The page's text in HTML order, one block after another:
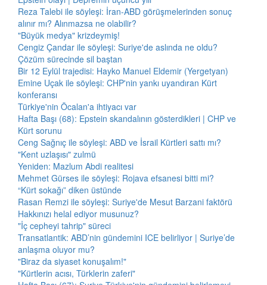
Reza Talebi ile söyleşi: İran-ABD görüşmelerinden sonuç
alınır mı? Alınmazsa ne olabilir?
"Büyük medya" krizdeymiş!
Cengiz Çandar ile söyleşi: Suriye'de aslında ne oldu?
Çözüm sürecinde sil baştan
Bir 12 Eylül trajedisi: Hayko Manuel Eldemir (Yergetyan)
Emine Uçak ile söyleşi: CHP'nin yankı uyandıran Kürt
konferansı
Türkiye'nin Öcalan'a ihtiyacı var
Hafta Başı (68): Epstein skandalının gösterdikleri | CHP ve
Kürt sorunu
Ceng Sağnıç ile söyleşi: ABD ve İsrail Kürtleri sattı mı?
"Kent uzlaşısı" zulmü
Yeniden: Mazlum Abdi realitesi
Mehmet Gürses ile söyleşi: Rojava efsanesi bitti mi?
“Kürt sokağı” diken üstünde
Rasan Remzi ile söyleşi: Suriye'de Mesut Barzani faktörü
Hakkınızı helal ediyor musunuz?
"İç cepheyi tahrip" süreci
Transatlantik: ABD’nin gündemini ICE belirliyor | Suriye’de
anlaşma oluyor mu?
"Biraz da siyaset konuşalım!"
"Kürtlerin acısı, Türklerin zaferi"